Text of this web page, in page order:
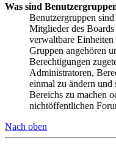
Was sind
Benutzergruppen
Mitglieder des
verwaltbare
Gruppen angehören
Berechtigungen
Administratoren,
einmal zu ändern und
Bereichs zu machen
nichtöffentlichen
Nach oben